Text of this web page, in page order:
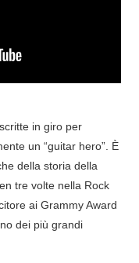
in giro per
un “guitar hero”. È
della storia della
tre volte nella Rock
ai Grammy Award
dei più grandi